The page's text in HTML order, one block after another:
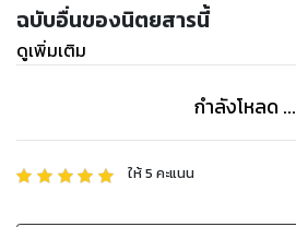
ฉบับอื่นของนิตยสารนี้
ดูเพิ่มเติม
กำลังโหลด ...
ให้5 คะแนน